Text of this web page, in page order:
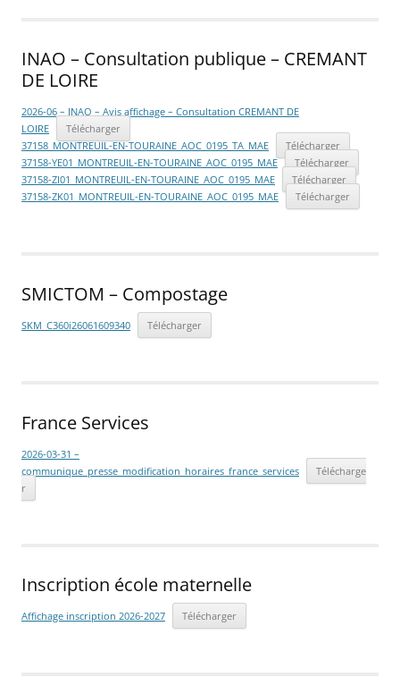
INAO – Consultation publique – CREMANT
DE LOIRE
2026-06 – INAO – Avis affichage – Consultation CREMANT DE
LOIRE
Télécharger
37158_MONTREUIL-EN-TOURAINE_AOC_0195_TA_MAE
Télécharger
37158-YE01_MONTREUIL-EN-TOURAINE_AOC_0195_MAE
Télécharger
37158-ZI01_MONTREUIL-EN-TOURAINE_AOC_0195_MAE
Télécharger
37158-ZK01_MONTREUIL-EN-TOURAINE_AOC_0195_MAE
Télécharger
SMICTOM – Compostage
SKM_C360i26061609340 Télécharger
France Services
2026-03-31 –
communique_presse_modification_horaires_france_services
Télécharge
r
Inscription école maternelle
Affichage inscription 2026-2027 Télécharger